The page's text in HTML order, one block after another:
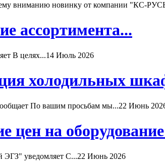
вниманию новинку от компании "КС-
ассортимента...
В целях...14 Июль 2026
холодильных
По вашим просьбам мы...22 Июнь
цен на
ЭГЗ" уведомляет С...22 Июнь 2026